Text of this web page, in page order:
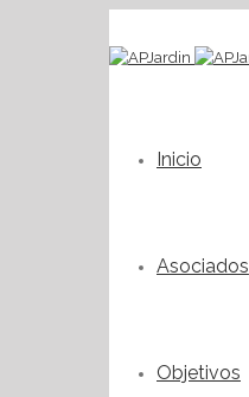
Inicio
Asociados
Objetivos